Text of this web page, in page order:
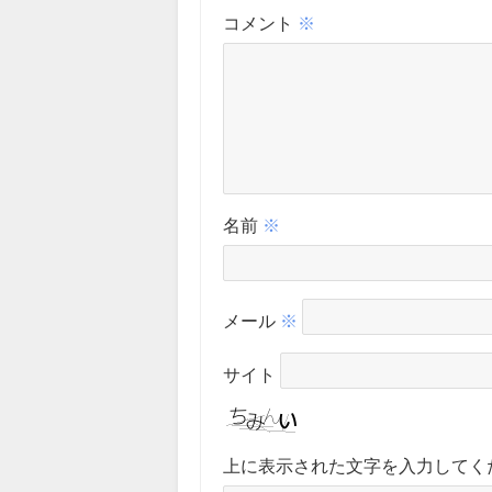
コメント ※
名前 ※
メール ※
サイト
上に表示された文字を入力して